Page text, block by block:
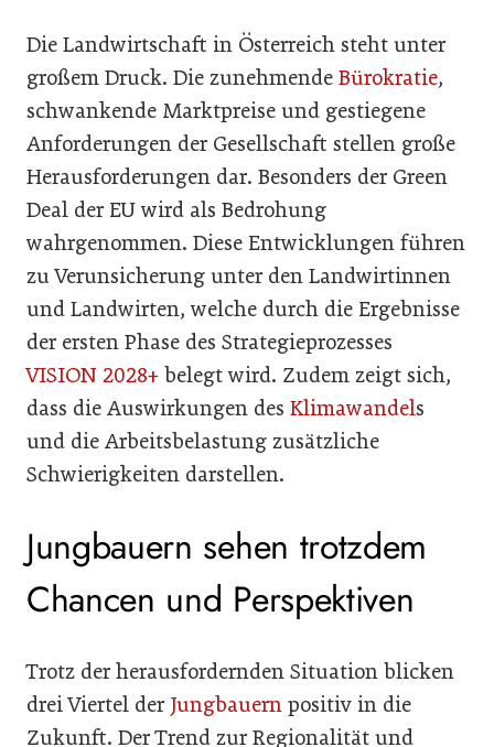
Die Landwirtschaft in Österreich steht unter
großem Druck. Die zunehmende Bürokratie,
schwankende Marktpreise und gestiegene
Anforderungen der Gesellschaft stellen große
Herausforderungen dar. Besonders der Green
Deal der EU wird als Bedrohung
wahrgenommen. Diese Entwicklungen führen
zu Verunsicherung unter den Landwirtinnen
und Landwirten, welche durch die Ergebnisse
der ersten Phase des Strategieprozesses
VISION 2028+ belegt wird. Zudem zeigt sich,
dass die Auswirkungen des Klimawandels
und die Arbeitsbelastung zusätzliche
Schwierigkeiten darstellen.
Jungbauern sehen trotzdem
Chancen und Perspektiven
Trotz der herausfordernden Situation blicken
drei Viertel der Jungbauern positiv in die
Zukunft. Der Trend zur Regionalität und